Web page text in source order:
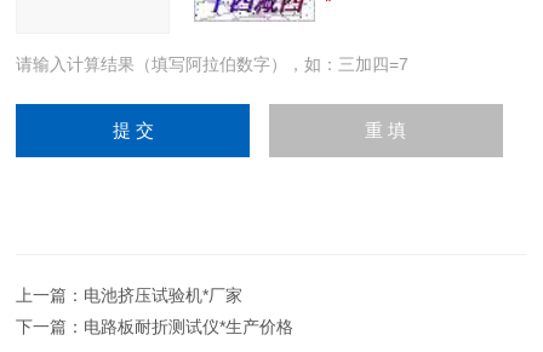
请输入计算结果（填写阿拉伯数字），如：三加四=7
上一篇： 电池挤压试验机*厂家
下一篇： 电路板耐折测试仪*生产价格